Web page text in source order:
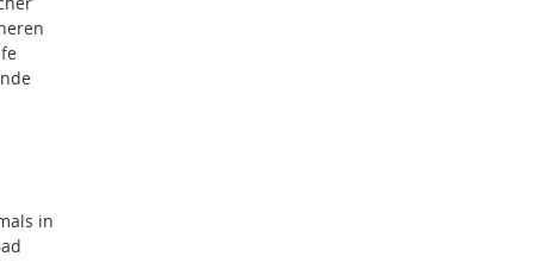
in